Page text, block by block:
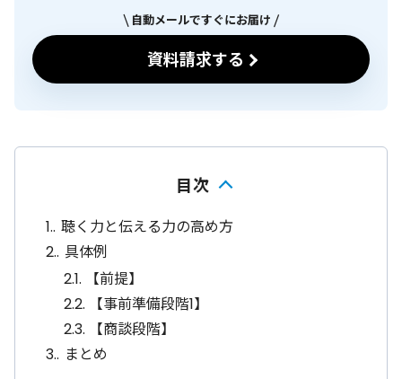
自動メールですぐにお届け
資料請求する
目次
1. 聴く力と伝える力の高め方
2. 具体例
2.1. 【前提】
2.2. 【事前準備段階1】
2.3. 【商談段階】
3. まとめ